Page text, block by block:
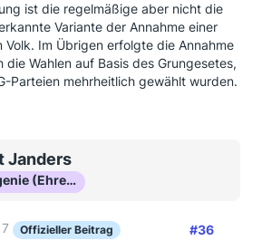
ist die regelmäßige aber nicht die
Variante der Annahme einer
Volk. Im Übrigen erfolgte die Annahme
Wahlen auf Basis des Grungesetes,
Parteien mehrheitlich gewählt wurden.
Janders
Finanzgenie (Ehrenmitglied)
Offizieller Beitrag #36